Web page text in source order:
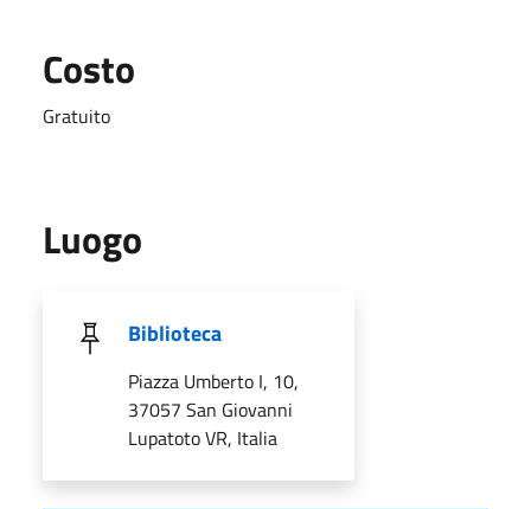
Costo
Gratuito
Luogo
Biblioteca
Piazza Umberto I, 10,
37057 San Giovanni
Lupatoto VR, Italia